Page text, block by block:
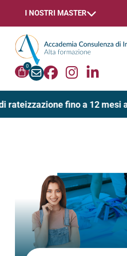
I NOSTRI MASTER
0
rateizzazione fino a 12 mesi